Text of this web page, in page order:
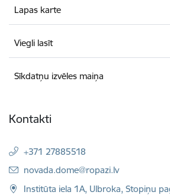
Lapas karte
Viegli lasīt
Sīkdatņu izvēles maiņa
Kontakti
+371 27885518
E-pasts:
novada.dome@ropazi.lv
Institūta iela 1A, Ulbroka, Stopiņu